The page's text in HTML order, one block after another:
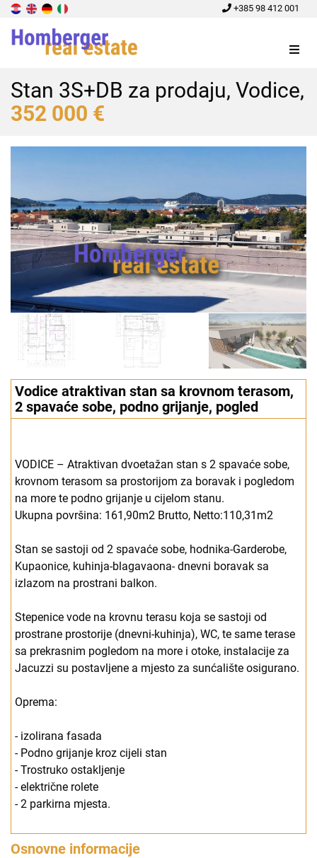
+385 98 412 001
Menu
Stan 3S+DB za prodaju, Vodice,
352 000 €
Vodice atraktivan stan sa krovnom terasom,
2 spavaće sobe, podno grijanje, pogled
VODICE – Atraktivan dvoetažan stan s 2 spavaće sobe,
krovnom terasom sa prostorijom za boravak i pogledom
na more te podno grijanje u cijelom stanu.
Ukupna površina: 161,90m2 Brutto, Netto:110,31m2
Stan se sastoji od 2 spavaće sobe, hodnika-Garderobe,
Kupaonice, kuhinja-blagavaona- dnevni boravak sa
izlazom na prostrani balkon.
Stepenice vode na krovnu terasu koja se sastoji od
prostrane prostorije (dnevni-kuhinja), WC, te same terase
sa prekrasnim pogledom na more i otoke, instalacije za
Jacuzzi su postavljene a mjesto za sunćalište osigurano.
Oprema:
- izolirana fasada
- Podno grijanje kroz cijeli stan
- Trostruko ostakljenje
- električne rolete
- 2 parkirna mjesta.
Osnovne informacije